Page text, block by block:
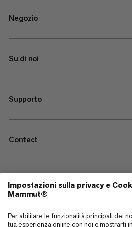
Negozio
Su di noi
Supporto
Contact